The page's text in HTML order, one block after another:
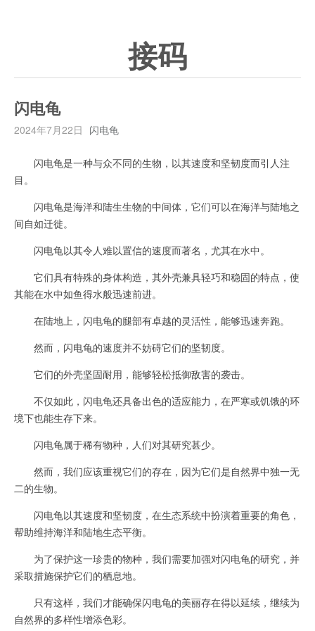
接码
闪电龟
2024年7月22日 闪电龟
闪电龟是一种与众不同的生物，以其速度和坚韧度而引人注
目。
闪电龟是海洋和陆生生物的中间体，它们可以在海洋与陆地之
间自如迁徙。
闪电龟以其令人难以置信的速度而著名，尤其在水中。
它们具有特殊的身体构造，其外壳兼具轻巧和稳固的特点，使
其能在水中如鱼得水般迅速前进。
在陆地上，闪电龟的腿部有卓越的灵活性，能够迅速奔跑。
然而，闪电龟的速度并不妨碍它们的坚韧度。
它们的外壳坚固耐用，能够轻松抵御敌害的袭击。
不仅如此，闪电龟还具备出色的适应能力，在严寒或饥饿的环
境下也能生存下来。
闪电龟属于稀有物种，人们对其研究甚少。
然而，我们应该重视它们的存在，因为它们是自然界中独一无
二的生物。
闪电龟以其速度和坚韧度，在生态系统中扮演着重要的角色，
帮助维持海洋和陆地生态平衡。
为了保护这一珍贵的物种，我们需要加强对闪电龟的研究，并
采取措施保护它们的栖息地。
只有这样，我们才能确保闪电龟的美丽存在得以延续，继续为
自然界的多样性增添色彩。